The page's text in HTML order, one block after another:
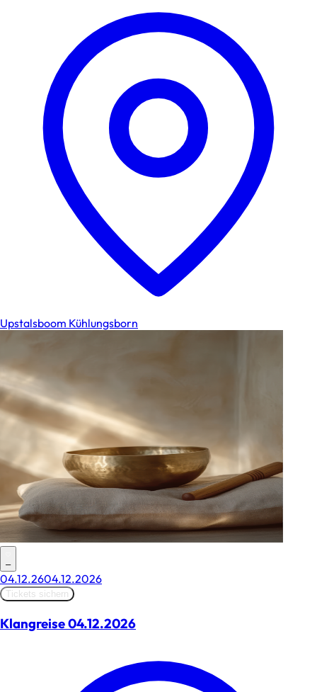
Upstalsboom Kühlungsborn
–
04.12.2604.12.2026
Tickets sichern
Klangreise 04.12.2026